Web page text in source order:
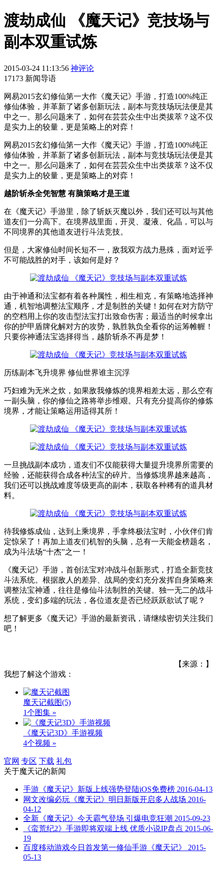
渡劫成仙 《魔天记》竞技场与
副本双重试炼
2015-03-24 11:13:56 神评论
17173 新闻导语
网易2015玄幻修仙第一大作《魔天记》手游，打造100%纯正
修仙体验，并革新了诸多创新玩法，副本与竞技场玩法便是其
中之一。那么问题来了，如何在芸芸众生中出类拔萃？这不仅
是实力上的较量，更是策略上的对弈！
网易2015玄幻修仙第一大作《魔天记》手游，打造100%纯正
修仙体验，并革新了诸多创新玩法，副本与竞技场玩法便是其
中之一。那么问题来了，如何在芸芸众生中出类拔萃？这不仅
是实力上的较量，更是策略上的对弈！
越阶斩杀全凭智慧 有脑策略才是王道
在《魔天记》手游里，除了斩妖灭魔以外，我们还可以与其他
道友们一分高下。在境界战里面，开灵、凝液、化晶，可以与
不同境界的其他道友进行斗法竞技。
但是，大家修仙时间长短不一，敌我双方战力悬殊，面对近乎
不可能战胜的对手，该如何是好？
由于神通和法宝都有着各种属性，相生相克，有策略地选择神
通，机智地调整法宝顺序，才是制胜的关键！如何在对方防守
的空档用上你的攻击型法宝打出致命伤害；最适当的时候拿出
你的护甲盾牌化解对方的攻势，孰胜孰负全看你的运筹帷幄！
只要你神通法宝选择得当，越阶斩杀不再是梦！
历练副本飞升境界 修仙世界谁主沉浮
巧妇难为无米之炊，如果敌我修炼的境界相差太远，那么空有
一副头脑，你的修仙之路将举步维艰。只有充分提高你的修炼
境界，才能让策略运用适得其所！
一旦挑战副本成功，道友们不仅能获得大量提升境界所需要的
经验，还能获得合成各种法宝的碎片。当修炼境界越来越高，
我们还可以挑战难度等级更高的副本，获取各种稀有的道具材
料。
待我修炼成仙，达到上乘境界，手拿终极法宝时，小伙伴们肯
定惊呆了！再加上道友们机智的头脑，总有一天能金榜题名，
成为斗法场“十杰”之一！
《魔天记》手游，首创法宝对冲战斗创新形式，打造全新竞技
斗法系统。根据敌人的差异、战局的变幻充分发挥自身策略来
调整法宝神通，往往是修仙斗法制胜的关键。独一无二的战斗
系统，变幻多端的玩法，各位道友是否已经跃跃欲试了呢？
想了解更多《魔天记》手游的最新资讯，请继续密切关注我们
吧！
【来源：】
我想了解这个游戏：
魔天记截图(5)
1个图集 »
《魔天记3D》手游视频
4个视频 »
官网 专区 下载 礼包
关于魔天记的新闻
手游《魔天记》新版上线强势登陆iOS免费榜 2016-04-13
网文改编必玩《魔天记》明日新版开启多人战场 2016-
04-12
全新《魔天记》今天霸气登场 引爆电竞狂潮 2015-09-23
《蛮荒纪2》手游即将双端上线 优质小说IP盘点 2015-06-
19
百度移动游戏今日首发第一修仙手游《魔天记》
2015-
05-13